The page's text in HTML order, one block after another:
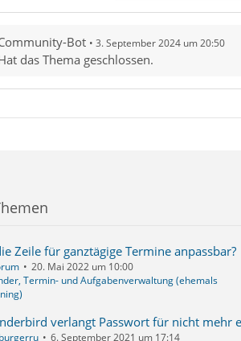
Bot 3. September 2024 um 20:50
das Thema geschlossen.
Zeile für ganztägige Termine anpassbar?
20. Mai 2022 um 10:00
Termin- und Aufgabenverwaltung (ehemals
6. September 2021 um 17:14